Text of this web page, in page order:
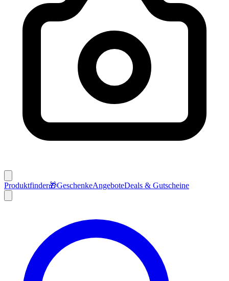
Produktfinder🎁GeschenkeAngeboteDeals & Gutscheine